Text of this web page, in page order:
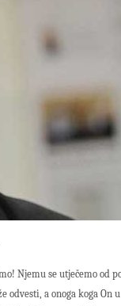
Njemu se utječemo od
a onoga koga On